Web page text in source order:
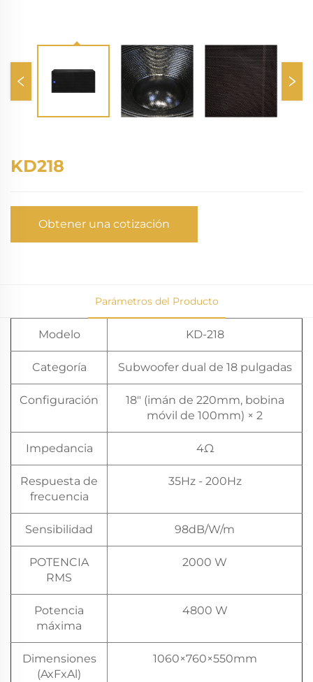
KD218
Obtener una cotización
Parámetros del Producto
Modelo KD-218
Categoría Subwoofer dual de 18 pulgadas
Configuración
18" (imán de 220mm, bobina
móvil de 100mm) × 2
Impedancia 4Ω
Respuesta de
frecuencia
35Hz - 200Hz
Sensibilidad 98dB/W/m
POTENCIA
RMS
2000 W
Potencia
máxima
4800 W
Dimensiones
(AxFxAl)
1060×760×550mm